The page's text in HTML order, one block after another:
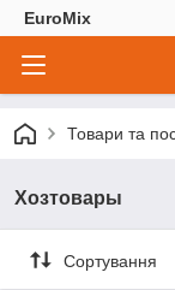
EuroMix
Товари та
Хозтовары
Сортування